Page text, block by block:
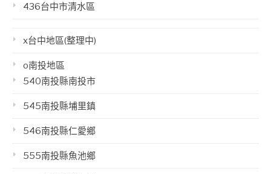
436台中市清水區
x台中地區(整理中)
o南投地區
540南投縣南投市
545南投縣埔里鎮
546南投縣仁愛鄉
555南投縣魚池鄉